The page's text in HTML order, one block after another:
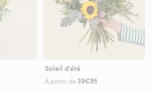
Soleil d'été
À partir de 39€95